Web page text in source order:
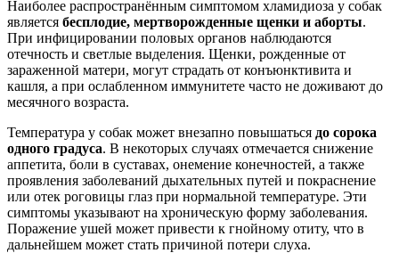
Наиболее распространённым симптомом хламидиоза у собак
является бесплодие, мертворожденные щенки и аборты.
При инфицировании половых органов наблюдаются
отечность и светлые выделения. Щенки, рожденные от
зараженной матери, могут страдать от конъюнктивита и
кашля, а при ослабленном иммунитете часто не доживают до
месячного возраста.
Температура у собак может внезапно повышаться до сорока
одного градуса. В некоторых случаях отмечается снижение
аппетита, боли в суставах, онемение конечностей, а также
проявления заболеваний дыхательных путей и покраснение
или отек роговицы глаз при нормальной температуре. Эти
симптомы указывают на хроническую форму заболевания.
Поражение ушей может привести к гнойному отиту, что в
дальнейшем может стать причиной потери слуха.